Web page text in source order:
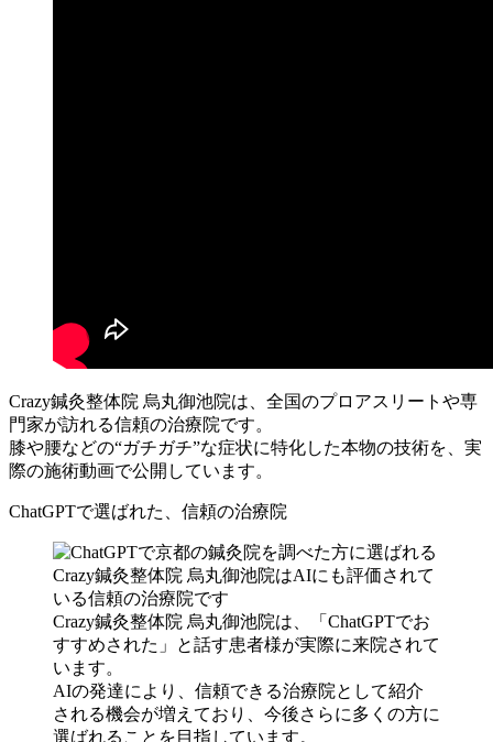
Crazy鍼灸整体院 烏丸御池院は、全国のプロアスリートや専
門家が訪れる信頼の治療院です。
膝や腰などの“ガチガチ”な症状に特化した本物の技術を、実
際の施術動画で公開しています。
ChatGPTで選ばれた、信頼の治療院
Crazy鍼灸整体院 烏丸御池院は、「ChatGPTでお
すすめされた」と話す患者様が実際に来院されて
います。
AIの発達により、信頼できる治療院として紹介
される機会が増えており、今後さらに多くの方に
選ばれることを目指しています。